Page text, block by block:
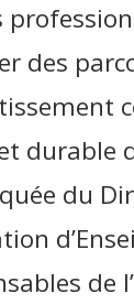
des
durable
du
de